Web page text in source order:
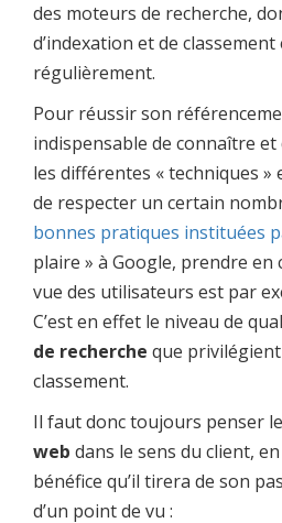
des moteurs de recherche,
d’indexation et de
régulièrement.
Pour réussir son
indispensable de connaître et
les différentes « techniques »
de respecter un certain
bonnes pratiques instituées
plaire » à Google, prendre en
vue des utilisateurs est par
C’est en effet le niveau de
de recherche que
classement.
Il faut donc toujours penser le
web dans le sens du client,
bénéfice qu’il tirera de son
d’un point de vu :